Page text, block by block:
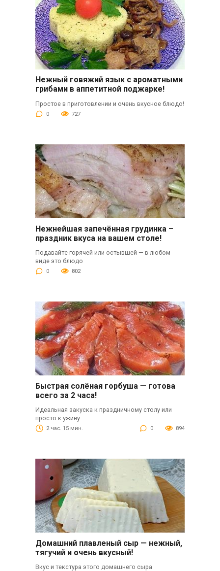
Нежный говяжий язык с ароматными
грибами в аппетитной поджарке!
Простое в приготовлении и очень вкусное блюдо!
0 727
Нежнейшая запечённая грудинка –
праздник вкуса на вашем столе!
Подавайте горячей или остывшей — в любом
виде это блюдо
0 802
Быстрая солёная горбуша — готова
всего за 2 часа!
Идеальная закуска к праздничному столу или
просто к ужину.
2 час. 15 мин. 0 894
Домашний плавленый сыр — нежный,
тягучий и очень вкусный!
Вкус и текстура этого домашнего сыра